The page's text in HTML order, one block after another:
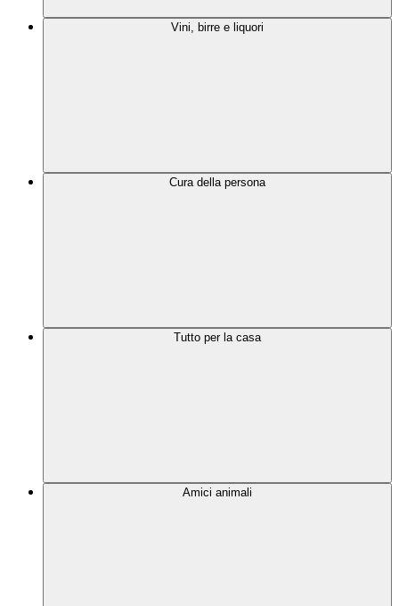
Vini, birre e liquori
Cura della persona
Tutto per la casa
Amici animali